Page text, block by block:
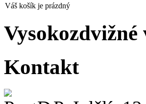
Váš košík je prázdný
Kontakt